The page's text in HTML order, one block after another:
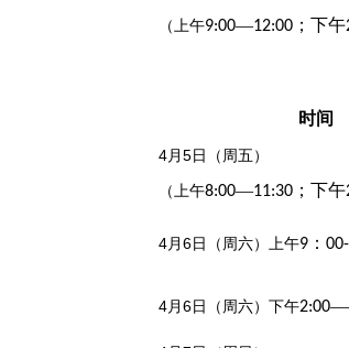
（上午9:00—12:00；下午
时间
4月5日（周五）
（上午8:00—11:30；下午
4月6日（周六）上午9：
4月6日（周六）下午2:00